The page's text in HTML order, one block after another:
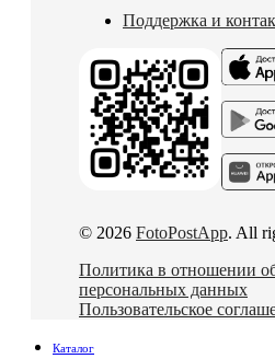
Поддержка и
© 2026 FotoPostApp. All
Политика в отношении
персональных данных
Пользовательское
Каталог